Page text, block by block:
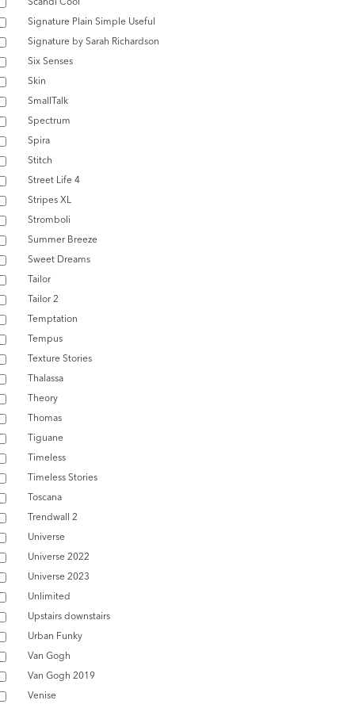
Signature Plain Simple Useful
Signature by Sarah Richardson
Six Senses
Skin
SmallTalk
Spectrum
Spira
Stitch
Street Life 4
Stripes XL
Stromboli
Summer Breeze
Sweet Dreams
Tailor
Tailor 2
Temptation
Tempus
Texture Stories
Thalassa
Theory
Thomas
Tiguane
Timeless
Timeless Stories
Toscana
Trendwall 2
Universe
Universe 2022
Universe 2023
Unlimited
Upstairs downstairs
Urban Funky
Van Gogh
Van Gogh 2019
Venise